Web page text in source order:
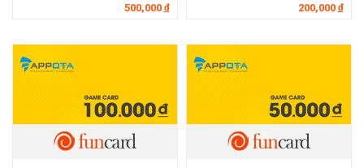
500,000 đ 200,000 đ